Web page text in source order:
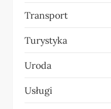
Transport
Turystyka
Uroda
Usługi